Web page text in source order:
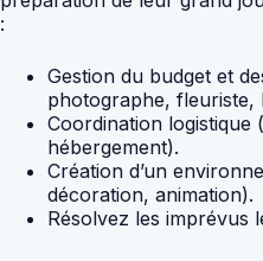
:
Gestion du budget et
photographe, fleuriste,
Coordination
hébergement).
Création d’un
décoration, animation).
Résolvez les imprévus